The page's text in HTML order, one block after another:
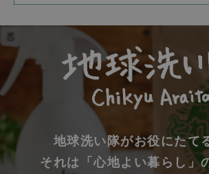
地球洗い隊がお役にたて
それは「心地よい暮らし」